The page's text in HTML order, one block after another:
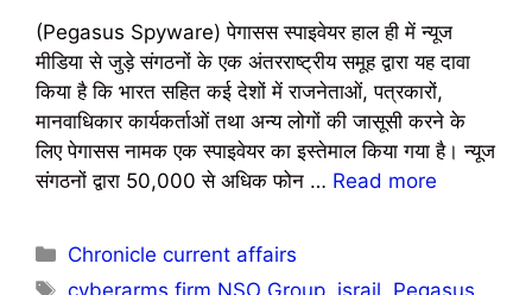
(Pegasus Spyware) पेगासस स्‍पाइवेयर हाल ही में न्यूज
मीडिया से जुड़े संगठनों के एक अंतरराष्ट्रीय समूह द्वारा यह दावा
किया है कि भारत सहित कई देशों में राजनेताओं, पत्रकारों,
मानवाधिकार कार्यकर्ताओं तथा अन्य लोगों की जासूसी करने के
लिए पेगासस नामक एक स्पाइवेयर का इस्तेमाल किया गया है। न्यूज
संगठनों द्वारा 50,000 से अधिक फोन … Read more
Chronicle current affairs
cyberarms firm NSO Group, israil, Pegasus